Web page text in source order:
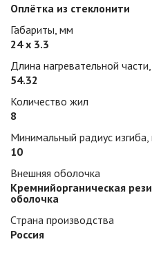
Оплётка из стеклонити
Габариты, мм
24 х 3.3
Длина нагревательной
54.32
Количество жил
8
Минимальный радиус
10
Внешняя оболочка
Кремнийорганическая
оболочка
Страна производства
Россия